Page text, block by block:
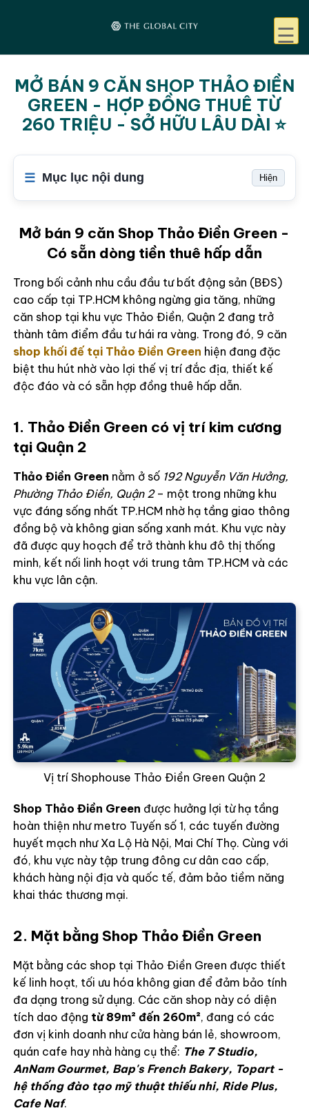
☰
MỞ BÁN 9 CĂN SHOP THẢO ĐIỀN
GREEN - HỢP ĐỒNG THUÊ TỪ
260 TRIỆU - SỞ HỮU LÂU DÀI ⭐
Mục lục nội dung Hiện
Mở bán 9 căn Shop Thảo Điền Green -
Có sẵn dòng tiền thuê hấp dẫn
Trong bối cảnh nhu cầu đầu tư bất động sản (BĐS)
cao cấp tại TP.HCM không ngừng gia tăng, những
căn shop tại khu vực Thảo Điền, Quận 2 đang trở
thành tâm điểm đầu tư hái ra vàng. Trong đó, 9 căn
shop khối đế tại Thảo Điền Green hiện đang đặc
biệt thu hút nhờ vào lợi thế vị trí đắc địa, thiết kế
độc đáo và có sẵn hợp đồng thuê hấp dẫn.
1. Thảo Điền Green có vị trí kim cương
tại Quận 2
Thảo Điền Green nằm ở số 192 Nguyễn Văn Hưởng,
Phường Thảo Điền, Quận 2– một trong những khu
vực đáng sống nhất TP.HCM nhờ hạ tầng giao thông
đồng bộ và không gian sống xanh mát. Khu vực này
đã được quy hoạch để trở thành khu đô thị thống
minh, kết nối linh hoạt với trung tâm TP.HCM và các
khu vực lân cận.
Vị trí Shophouse Thảo Điền Green Quận 2
Shop Thảo Điền Green được hưởng lợi từ hạ tầng
hoàn thiện như metro Tuyến số 1, các tuyến đường
huyết mạch như Xa Lộ Hà Nội, Mai Chí Thọ. Cùng với
đó, khu vực này tập trung đông cư dân cao cấp,
khách hàng nội địa và quốc tế, đảm bảo tiềm năng
khai thác thương mại.
2. Mặt bằng Shop Thảo Điền Green
Mặt bằng các shop tại Thảo Điền Green được thiết
kế linh hoạt, tối ưu hóa không gian để đảm bảo tính
đa dạng trong sử dụng. Các căn shop này có diện
tích dao động từ 89m² đến 260m², đang có các
đơn vị kinh doanh như cửa hàng bán lẻ, showroom,
quán cafe hay nhà hàng cụ thể: The 7 Studio,
AnNam Gourmet, Bap's French Bakery, Topart -
hệ thống đào tạo mỹ thuật thiếu nhi, Ride Plus,
Cafe Naf.